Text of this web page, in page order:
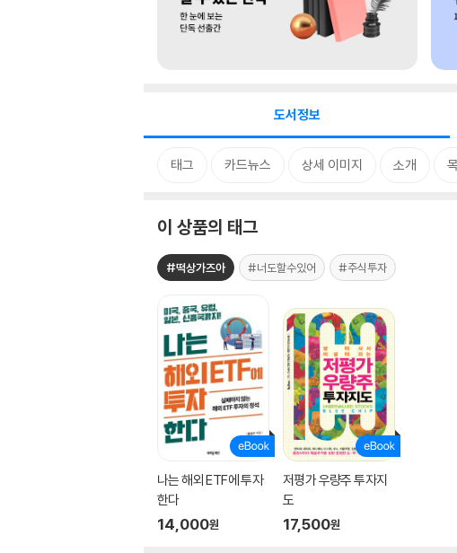
도서정보
태그 카드뉴스 상세 이미지 소개
이 상품의 태그
#떡상가즈아 #너도할수있어 #주식투자
나는 해외 ETF에 투자
한다
14,000원
저평가 우량주 투자지
도
17,500원